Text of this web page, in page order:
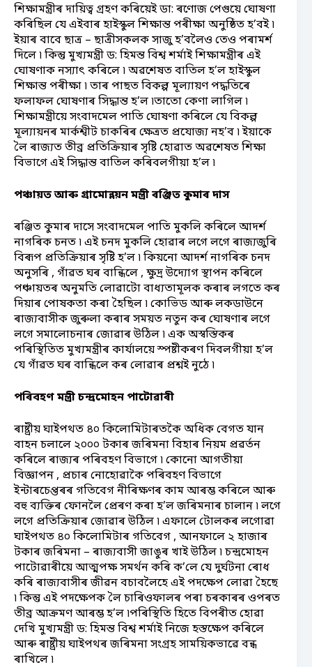
শিক্ষামন্ত্ৰীৰ দায়িত্ব গ্ৰহণ কৰিয়েই ডা: ৰণোজ পেগুয়ে ঘোষণা
কৰিছিল যে এইবাৰ হাইস্কুল শিক্ষান্ত পৰীক্ষা অনুষ্ঠিত হ’বই ৷
ইয়াৰ বাবে ছাত্ৰ – ছাত্ৰীসকলক সাজু হ’বলৈও তেও পৰামৰ্শ
দিলে ৷ কিন্তু মুখ্যমন্ত্ৰী ড: হিমন্ত বিশ্ব শৰ্মাই শিক্ষামন্ত্ৰীৰ এই
ঘোষণাক নস্যাৎ কৰিলে ৷ অৱশেষত বাতিল হ’ল হাইস্কুল
শিক্ষান্ত পৰীক্ষা ৷ তাৰ পাছত বিকল্প মূল্যায়ণ পদ্ধতিৰে
ফলাফল ঘোষণাৰ সিদ্ধান্ত হ’ল ৷তাতো কেণা লাগিল ৷
শিক্ষামন্ত্ৰীয়ে সংবাদমেল পাতি ঘোষণা কৰিলে যে বিকল্প
মূল্যায়নৰ মাৰ্কশ্বীট চাকৰিৰ ক্ষেত্ৰত প্ৰযোজ্য নহ’ব ৷ ইয়াকে
লৈ ৰাজ্যত তীব্ৰ প্ৰতিক্ৰিয়াৰ সৃষ্টি হোৱাত অৱশেষত শিক্ষা
বিভাগে এই সিদ্ধান্ত বাতিল কৰিবলগীয়া হ’ল ৷
পঞ্চায়ত আৰু গ্ৰামোন্নয়ন মন্ত্ৰী ৰঞ্জিত কুমাৰ দাস
ৰঞ্জিত কুমাৰ দাসে সংবাদমেল পাতি মুকলি কৰিলে আদৰ্শ
নাগৰিক চনত ৷ এই চনদ মুকলি হোৱাৰ লগে লগে ৰাজ্যজুৰি
বিৰূপ প্ৰতিক্ৰিয়াৰ সৃষ্টি হ’ল ৷ কিয়নো আদৰ্শ নাগৰিক চনদ
অনুসৰি , গাঁৱত ঘৰ বান্ধিলে , ক্ষুদ্ৰ উদ্যোগ স্থাপন কৰিলে
পঞ্চায়তৰ অনুমতি লোৱাটো বাধ্যতামূলক কৰাৰ লগতে কৰ
দিয়াৰ পোষকতা কৰা হৈছিল ৷ কোভিড আৰু লকডাউনে
ৰাজ্যবাসীক জুৰুলা কৰাৰ সময়ত নতুন কৰ ঘোষণাৰ লগে
লগে সমালোচনাৰ জোৱাৰ উঠিল ৷ এক অস্বস্তিকৰ
পৰিস্থিতিত মুখ্যমন্ত্ৰীৰ কাৰ্যালয়ে স্পষ্টীকৰণ দিবলগীয়া হ’ল
যে গাঁৱত ঘৰ বান্ধিলে কৰ লোৱাৰ প্ৰশ্নই নুঠে ৷
পৰিবহণ মন্ত্ৰী চন্দ্ৰমোহন পাটোৱাৰী
ৰাষ্ট্ৰীয় ঘাইপথত ৪০ কিলোমিটাৰতকৈ অধিক বেগত যান
বাহন চলালে ২০০০ টকাৰ জৰিমনা বিহাৰ নিয়ম প্ৰৱৰ্তন
কৰিলে ৰাজ্যৰ পৰিবহণ বিভাগে ৷ কোনো আগতীয়া
বিজ্ঞাপন , প্ৰচাৰ নোহোৱাকৈ পৰিবহণ বিভাগে
ইন্টাৰচেপ্তৰৰ গতিবেগ নীৰিক্ষণৰ কাম আৰম্ভ কৰিলে আৰু
বহু ব্যক্তিৰ ফোনলৈ প্ৰেৰণ কৰা হ’ল জৰিমনাৰ চালান ৷ লগে
লগে প্ৰতিক্ৰিয়াৰ জোৱাৰ উঠিল ৷ এফালে টোলকৰ লগোৱা
ঘাইপথত ৪০ কিলোমিটাৰ গতিবেগ , আনফালে ২ হাজাৰ
টকাৰ জৰিমনা – ৰাজ্যবাসী জাঙুৰ খাই উঠিল ৷ চন্দ্ৰমোহন
পাটোৱাৰীয়ে আত্মপক্ষ সমৰ্থন কৰি ক’লে যে দুৰ্ঘটনা ৰোধ
কৰি ৰাজ্যবাসীৰ জীৱন বচাবলৈহে এই পদক্ষেপ লোৱা হৈছে
৷ কিন্তু এই পদক্ষেপক লৈ চাৰিওফালৰ পৰা চৰকাৰৰ ওপৰত
তীব্ৰ আক্ৰমণ আৰম্ভ হ’ল ৷পৰিস্থিতি হিতে বিপৰীত হোৱা
দেখি মুখ্যমন্ত্ৰী ড: হিমন্ত বিশ্ব শৰ্মাই নিজে হস্তক্ষেপ কৰিলে
আৰু ৰাষ্ট্ৰীয় ঘাইপথৰ জৰিমনা সংগ্ৰহ সাময়িকভাৱে বন্ধ
ৰাখিলে ৷